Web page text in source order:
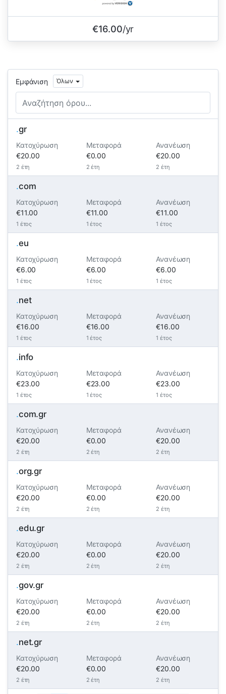
€16.00/yr
Εμφάνιση Όλων
.gr
Κατοχύρωση
€20.00
2 έτη
Μεταφορά
€0.00
2 έτη
Ανανέωση
€20.00
2 έτη
.com
Κατοχύρωση
€11.00
1 έτος
Μεταφορά
€11.00
1 έτος
Ανανέωση
€11.00
1 έτος
.eu
Κατοχύρωση
€6.00
1 έτος
Μεταφορά
€6.00
1 έτος
Ανανέωση
€6.00
1 έτος
.net
Κατοχύρωση
€16.00
1 έτος
Μεταφορά
€16.00
1 έτος
Ανανέωση
€16.00
1 έτος
.info
Κατοχύρωση
€23.00
1 έτος
Μεταφορά
€23.00
1 έτος
Ανανέωση
€23.00
1 έτος
.com.gr
Κατοχύρωση
€20.00
2 έτη
Μεταφορά
€0.00
2 έτη
Ανανέωση
€20.00
2 έτη
.org.gr
Κατοχύρωση
€20.00
2 έτη
Μεταφορά
€0.00
2 έτη
Ανανέωση
€20.00
2 έτη
.edu.gr
Κατοχύρωση
€20.00
2 έτη
Μεταφορά
€0.00
2 έτη
Ανανέωση
€20.00
2 έτη
.gov.gr
Κατοχύρωση
€20.00
2 έτη
Μεταφορά
€0.00
2 έτη
Ανανέωση
€20.00
2 έτη
.net.gr
Κατοχύρωση
€20.00
2 έτη
Μεταφορά
€0.00
2 έτη
Ανανέωση
€20.00
2 έτη